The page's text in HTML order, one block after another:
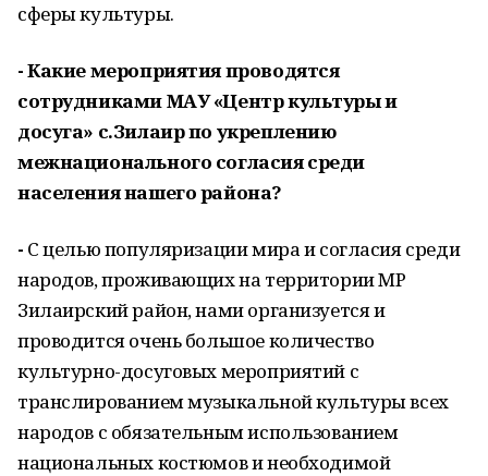
сферы культуры.
- Какие мероприятия проводятся
сотрудниками МАУ «Центр культуры и
досуга» с.Зилаир по укреплению
межнационального согласия среди
населения нашего района?
- С целью популяризации мира и согласия среди
народов, проживающих на территории МР
Зилаирский район, нами организуется и
проводится очень большое количество
культурно-досуговых мероприятий с
транслированием музыкальной культуры всех
народов с обязательным использованием
национальных костюмов и необходимой